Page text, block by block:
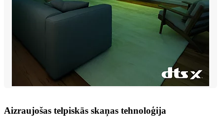
Aizraujošas telpiskās skaņas tehnoloģija